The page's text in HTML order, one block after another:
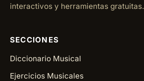
interactivos y herramientas gratuitas.
SECCIONES
Diccionario Musical
Ejercicios Musicales